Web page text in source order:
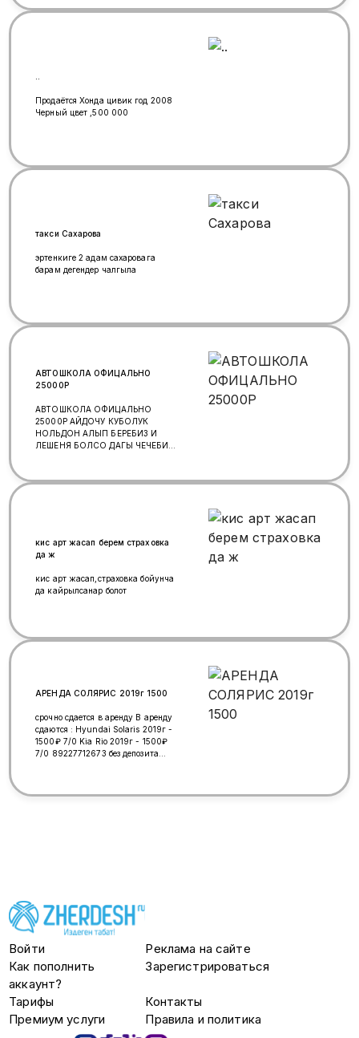
Продаётся Хонда цивик год 2008
Черный цвет ,500 000
такси Сахарова
эртенкиге 2 адам сахаровага
барам дегендер чалгыла
АВТОШКОЛА ОФИЦАЛЬНО
25000Р
АВТОШКОЛА ОФИЦАЛЬНО
25000Р АЙДОЧУ КУБОЛУК
НОЛЬДОН АЛЫП БЕРЕБИЗ И
ЛЕШЕНЯ БОЛСО ДАГЫ ЧЕЧЕБИЗ
кис арт жасап берем страховка
да ж
кис арт жасап,страховка бойунча
да кайрылсанар болот
АРЕНДА СОЛЯРИС 2019г 1500
срочно сдается в аренду В аренду
сдаются : Hyundai Solaris 2019г -
1500₽ 7/0 Kia Rio 2019г - 1500₽
7/0 89227712673 без депозита
Войти
Реклама на сайте
Как пополнить
аккаунт?
Зарегистрироваться
Тарифы
Контакты
Премиум услуги
Правила и политика